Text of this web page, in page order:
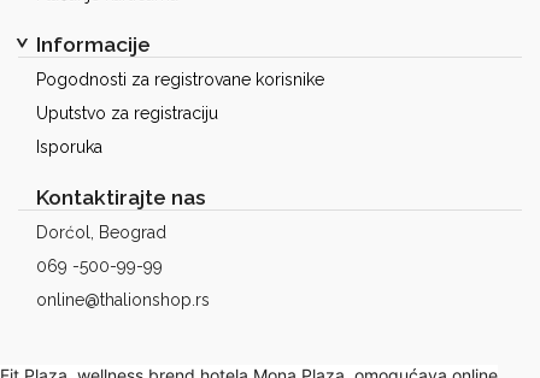
Informacije
Pogodnosti za registrovane korisnike
Uputstvo za registraciju
Isporuka
Kontaktirajte nas
Dorćol, Beograd
069 -500-99-99
online@thalionshop.rs